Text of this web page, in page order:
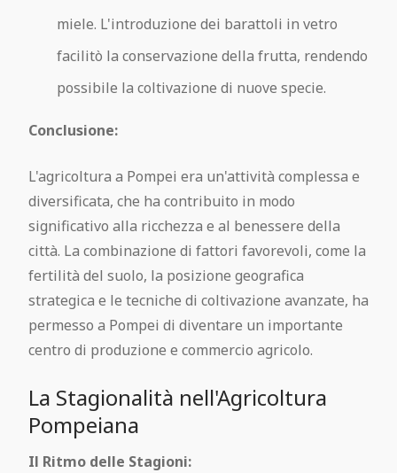
miele. L'introduzione dei barattoli in vetro
facilitò la conservazione della frutta, rendendo
possibile la coltivazione di nuove specie.
Conclusione:
L'agricoltura a Pompei era un'attività complessa e
diversificata, che ha contribuito in modo
significativo alla ricchezza e al benessere della
città. La combinazione di fattori favorevoli, come la
fertilità del suolo, la posizione geografica
strategica e le tecniche di coltivazione avanzate, ha
permesso a Pompei di diventare un importante
centro di produzione e commercio agricolo.
La Stagionalità nell'Agricoltura
Pompeiana
Il Ritmo delle Stagioni: